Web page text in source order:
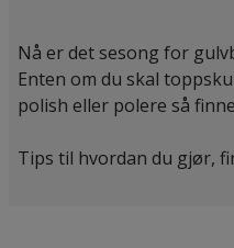
Nå er det sesong for
Enten om du skal
polish eller polere så
Tips til hvordan du gjør,